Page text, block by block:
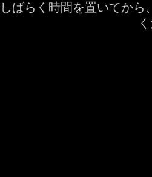
ばらく時間を置いてか